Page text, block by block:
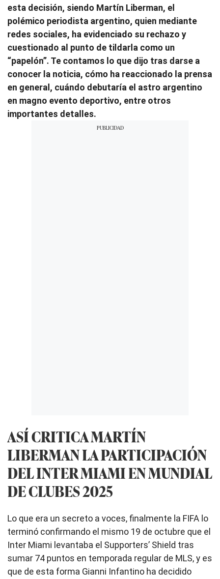
esta decisión, siendo Martín Liberman, el
polémico periodista argentino, quien mediante
redes sociales, ha evidenciado su rechazo y
cuestionado al punto de tildarla como un
“papelón”. Te contamos lo que dijo tras darse a
conocer la noticia, cómo ha reaccionado la prensa
en general, cuándo debutaría el astro argentino
en magno evento deportivo, entre otros
importantes detalles.
ASÍ CRITICA MARTÍN
LIBERMAN LA PARTICIPACIÓN
DEL INTER MIAMI EN MUNDIAL
DE CLUBES 2025
Lo que era un secreto a voces, finalmente la FIFA lo
terminó confirmando el mismo 19 de octubre que el
Inter Miami levantaba el Supporters’ Shield tras
sumar 74 puntos en temporada regular de MLS, y es
que de esta forma Gianni Infantino ha decidido